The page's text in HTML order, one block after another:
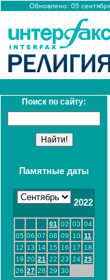
Обновлено: 05
Поиск по сайту:
Памятные даты
2022
01 02 03 04
05 06 07 08 09 10 11
12 13 14 15 16 17
18
19 20 21 22 23 24 25
26 27 28 29 30